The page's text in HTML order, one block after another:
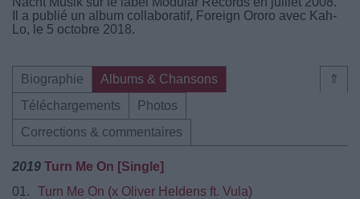
Il a publié un album collaboratif, Foreign Ororo avec Kah-
Lo, le 5 octobre 2018.
⇑
Biographie
Albums & Chansons
Téléchargements
Photos
Corrections & commentaires
2019 Turn Me On [Single]
01.
Turn Me On (x Oliver Heldens ft. Vula)